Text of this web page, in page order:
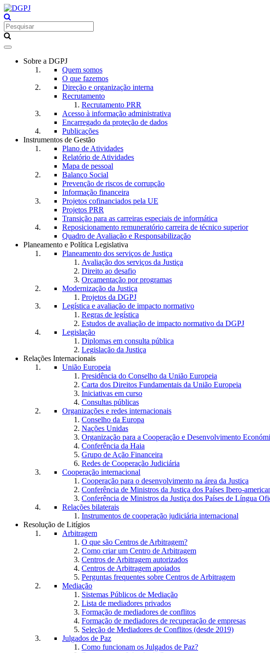
Toggle
navigationSobre a DGPJ
Quem somos
O que fazemos
Direção e organização interna
Recrutamento
Recrutamento PRR
Acesso à informação administrativa
Encarregado da proteção de dados
Publicações
Instrumentos de Gestão
Plano de Atividades
Relatório de Atividades
Mapa de pessoal
Balanço Social
Prevenção de riscos de corrupção
Informação financeira
Projetos cofinanciados pela UE
Projetos PRR
Transição para as carreiras especiais de informática
Reposicionamento remuneratório carreira de técnico superior
Quadro de Avaliação e Responsabilização
Planeamento e Política Legislativa
Planeamento dos serviços de Justiça
Avaliação dos serviços da Justiça
Direito ao desafio
Orçamentação por programas
Modernização da Justiça
Projetos da DGPJ
Legística e avaliação de impacto normativo
Regras de legística
Estudos de avaliação de impacto normativo da DGPJ
Legislação
Diplomas em consulta pública
Legislação da Justiça
Relações Internacionais
União Europeia
Presidência do Conselho da União Europeia
Carta dos Direitos Fundamentais da União Europeia
Iniciativas em curso
Consultas públicas
Organizações e redes internacionais
Conselho da Europa
Nações Unidas
Organização para a Cooperação e Desenvolvimento
Conferência da Haia
Grupo de Ação Financeira
Redes de Cooperação Judiciária
Cooperação internacional
Cooperação para o desenvolvimento na área da Justiça
Conferência de Ministros da Justiça dos Países Ibero-
Conferência de Ministros da Justiça dos Países de Língua
Relações bilaterais
Instrumentos de cooperação judiciária internacional
Resolução de Litígios
Arbitragem
O que são Centros de Arbitragem?
Como criar um Centro de Arbitragem
Centros de Arbitragem autorizados
Centros de Arbitragem apoiados
Perguntas frequentes sobre Centros de Arbitragem
Mediação
Sistemas Públicos de Mediação
Lista de mediadores privados
Formação de mediadores de conflitos
Formação de mediadores de recuperação de empresas
Seleção de Mediadores de Conflitos (desde 2019)
Julgados de Paz
Como funcionam os Julgados de Paz?